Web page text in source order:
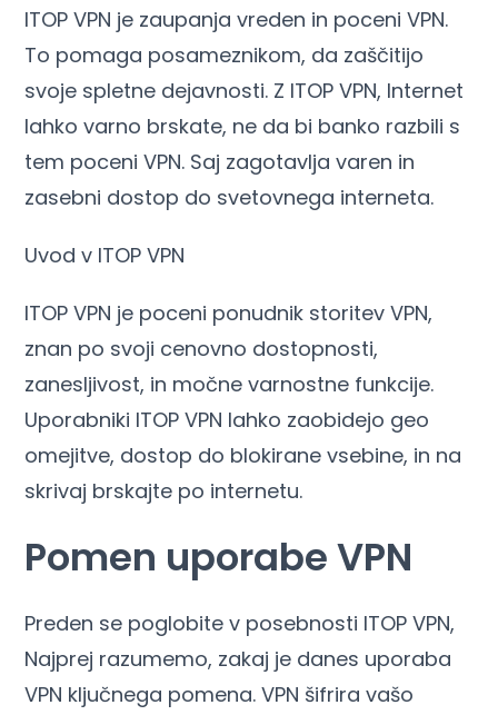
ITOP VPN je zaupanja vreden in poceni VPN.
To pomaga posameznikom, da zaščitijo
svoje spletne dejavnosti. Z ITOP VPN, Internet
lahko varno brskate, ne da bi banko razbili s
tem poceni VPN. Saj zagotavlja varen in
zasebni dostop do svetovnega interneta.
Uvod v ITOP VPN
ITOP VPN je poceni ponudnik storitev VPN,
znan po svoji cenovno dostopnosti,
zanesljivost, in močne varnostne funkcije.
Uporabniki ITOP VPN lahko zaobidejo geo
omejitve, dostop do blokirane vsebine, in na
skrivaj brskajte po internetu.
Pomen uporabe VPN
Preden se poglobite v posebnosti ITOP VPN,
Najprej razumemo, zakaj je danes uporaba
VPN ključnega pomena. VPN šifrira vašo